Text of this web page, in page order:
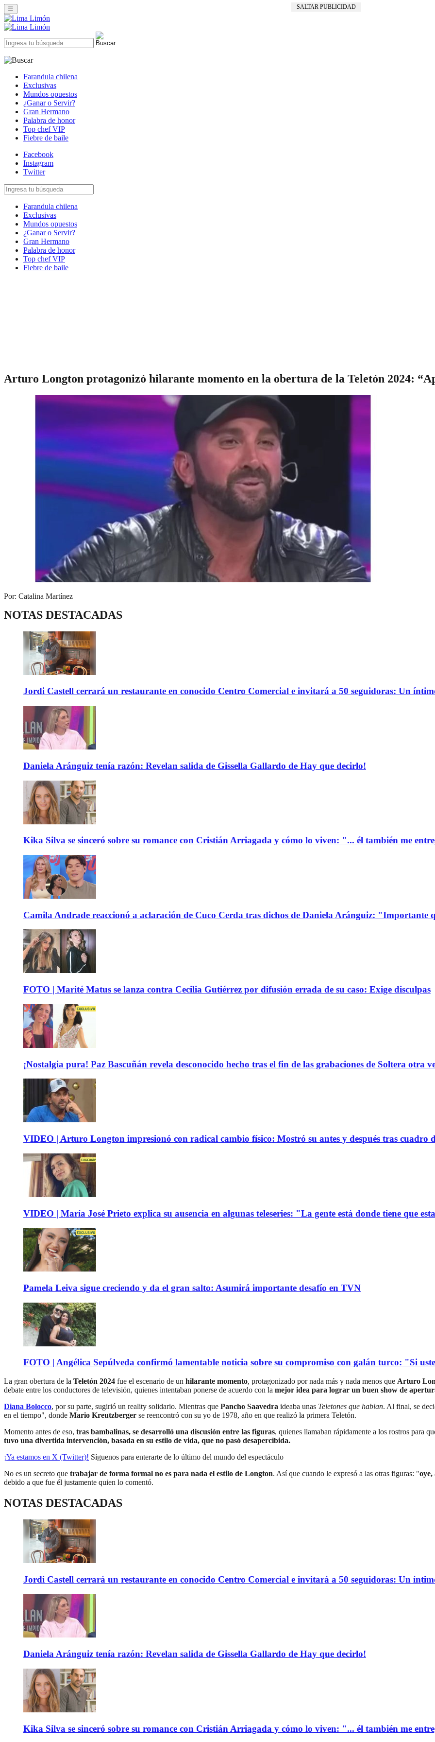
SALTAR PUBLICIDAD
☰
Farandula chilena
Exclusivas
Mundos opuestos
¿Ganar o Servir?
Gran Hermano
Palabra de honor
Top chef VIP
Fiebre de baile
Facebook
Instagram
Twitter
Farandula chilena
Exclusivas
Mundos opuestos
¿Ganar o Servir?
Gran Hermano
Palabra de honor
Top chef VIP
Fiebre de baile
Arturo Longton protagonizó hilarante momento en la obertura de la Teletón 2024:
Por: Catalina Martínez
NOTAS DESTACADAS
Jordi Castell cerrará un restaurante en conocido Centro Comercial e invitará a 50 seguidoras: Un
Daniela Aránguiz tenía razón: Revelan salida de Gissella Gallardo de Hay que decirlo!
Kika Silva se sinceró sobre su romance con Cristián Arriagada y cómo lo viven: "... él también me
Camila Andrade reaccionó a aclaración de Cuco Cerda tras dichos de Daniela Aránguiz: "Importante
FOTO | Marité Matus se lanza contra Cecilia Gutiérrez por difusión errada de su caso: Exige disculpas
¡Nostalgia pura! Paz Bascuñán revela desconocido hecho tras el fin de las grabaciones de Soltera otra
VIDEO | Arturo Longton impresionó con radical cambio físico: Mostró su antes y después tras cuadro
VIDEO | María José Prieto explica su ausencia en algunas teleseries: "La gente está donde tiene que
Pamela Leiva sigue creciendo y da el gran salto: Asumirá importante desafío en TVN
FOTO | Angélica Sepúlveda confirmó lamentable noticia sobre su compromiso con galán turco: "Si
La gran obertura de la Teletón 2024 fue el escenario de un hilarante momento, protagonizado por nada más y nada menos que Arturo
debate entre los conductores de televisión, quienes intentaban ponerse de acuerdo con la mejor idea para lograr un buen show de
Diana Bolocco, por su parte, sugirió un reality solidario. Mientras que Pancho Saavedra ideaba unas Teletones que hablan. Al final, se
en el tiempo", donde Mario Kreutzberger se reencontró con su yo de 1978, año en que realizó la primera Teletón.
Momento antes de eso, tras bambalinas, se desarrolló una discusión entre las figuras, quienes llamaban rápidamente a los rostros para
tuvo una divertida intervención, basada en su estilo de vida, que no pasó desapercibida.
¡Ya estamos en X (Twitter)! Síguenos para enterarte de lo último del mundo del espectáculo
No es un secreto que trabajar de forma formal no es para nada el estilo de Longton. Así que cuando le expresó a las otras figuras: "oye,
debido a que fue él justamente quien lo comentó.
NOTAS DESTACADAS
Jordi Castell cerrará un restaurante en conocido Centro Comercial e invitará a 50 seguidoras: Un
Daniela Aránguiz tenía razón: Revelan salida de Gissella Gallardo de Hay que decirlo!
Kika Silva se sinceró sobre su romance con Cristián Arriagada y cómo lo viven: "... él también me